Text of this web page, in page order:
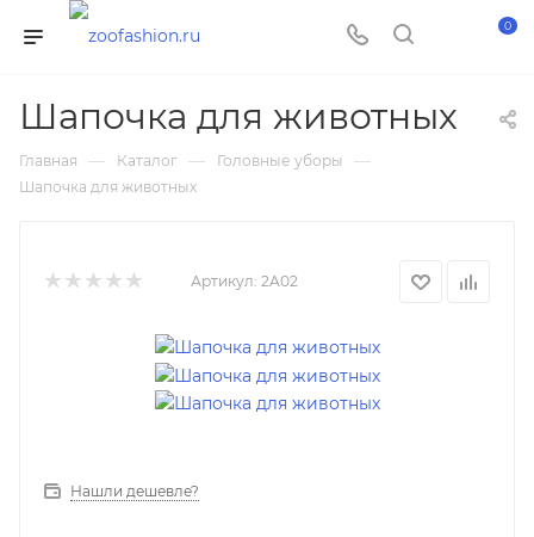
0
Шапочка для животных
Главная — Каталог — Головные уборы —
Шапочка для животных
Артикул: 2A02
Нашли дешевле?